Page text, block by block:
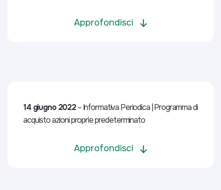
Approfondisci
14 giugno 2022– Informativa Periodica | Programma di
acquisto azioni proprie predeterminato
Approfondisci